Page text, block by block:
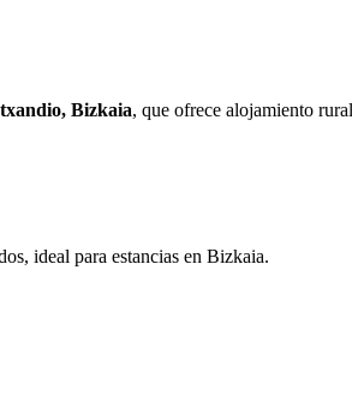
Bizkaia, que ofrece alojamiento
ideal para estancias en Bizkaia.